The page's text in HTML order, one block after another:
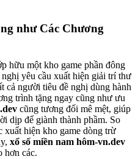
như Các Chương
hữu một kho game phần đông
yêu cầu xuất hiện giải trí thư
cả người tiêu đề nghị dùng hành
trình tặng ngay cũng như ưu
cũng tương đối mê mệt, giúp
dịp để giành thành phầm. So
xuất hiện kho game dòng trừ
xổ số miền nam hôm-vn.dev
hơn các.